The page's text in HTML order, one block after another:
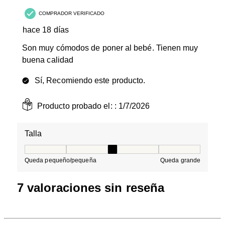
COMPRADOR VERIFICADO
hace 18 días
Son muy cómodos de poner al bebé. Tienen muy
buena calidad
Sí, Recomiendo este producto.
Producto probado el: : 1/7/2026
Talla
Queda pequeño/pequeña Queda grande
7 valoraciones sin reseña